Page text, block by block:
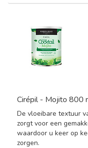
Cirépil - Mojito 800
De vloeibare textuur
zorgt voor een
waardoor u keer op
zorgen.